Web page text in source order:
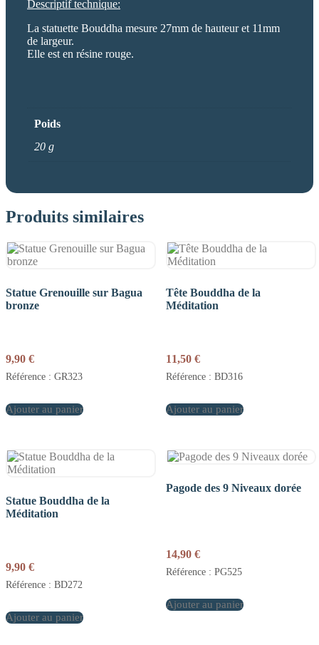
Descriptif technique:
La statuette Bouddha mesure 27mm de hauteur et 11mm
de largeur.
Elle est en résine rouge.
Poids
20 g
Produits similaires
Statue Grenouille sur Bagua
bronze
9,90 €
Référence : GR323
Ajouter au panier
Tête Bouddha de la
Méditation
11,50 €
Référence : BD316
Ajouter au panier
Statue Bouddha de la
Méditation
9,90 €
Référence : BD272
Ajouter au panier
Pagode des 9 Niveaux dorée
14,90 €
Référence : PG525
Ajouter au panier